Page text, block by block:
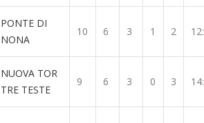
PONTE DI
NONA
10 6 3 1 2
NUOVA TOR
TRE TESTE
9 6 3 0 3